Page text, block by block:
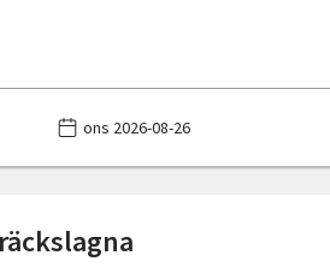
ons 2026-08-26